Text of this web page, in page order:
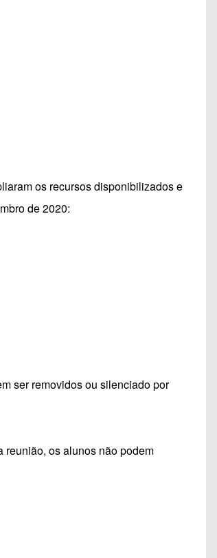
os recursos disponibilizados e
de 2020:
ser removidos ou silenciado por
reunião, os alunos não podem